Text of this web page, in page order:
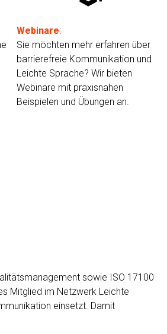
Webinare:
Sie möchten mehr erfahren über
barrierefreie Kommunikation und
Leichte Sprache? Wir bieten
Webinare mit praxisnahen
Beispielen und Übungen an.
sowie ISO 17100
Mitglied im Netzwerk Leichte
einsetzt. Damit